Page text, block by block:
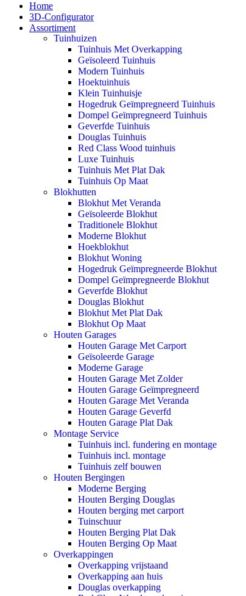
Home
3D-Configurator
Assortiment
Tuinhuizen
Tuinhuis Met Overkapping
Geïsoleerd Tuinhuis
Modern Tuinhuis
Hoektuinhuis
Klein Tuinhuisje
Hogedruk Geïmpregneerd Tuinhuis
Dompel Geïmpregneerd Tuinhuis
Geverfde Tuinhuis
Douglas Tuinhuis
Red Class Wood tuinhuis
Luxe Tuinhuis
Tuinhuis Met Plat Dak
Tuinhuis Op Maat
Blokhutten
Blokhut Met Veranda
Geïsoleerde Blokhut
Traditionele Blokhut
Moderne Blokhut
Hoekblokhut
Blokhut Woning
Hogedruk Geïmpregneerde Blokhut
Dompel Geïmpregneerde Blokhut
Geverfde Blokhut
Douglas Blokhut
Blokhut Met Plat Dak
Blokhut Op Maat
Houten Garages
Houten Garage Met Carport
Geïsoleerde Garage
Moderne Garage
Houten Garage Met Zolder
Houten Garage Geïmpregneerd
Houten Garage Met Veranda
Houten Garage Geverfd
Houten Garage Plat Dak
Montage Service
Tuinhuis incl. fundering en montage
Tuinhuis incl. montage
Tuinhuis zelf bouwen
Houten Bergingen
Moderne Berging
Houten Berging Douglas
Houten berging met carport
Tuinschuur
Houten Berging Plat Dak
Houten Berging Op Maat
Overkappingen
Overkapping vrijstaand
Overkapping aan huis
Douglas overkapping